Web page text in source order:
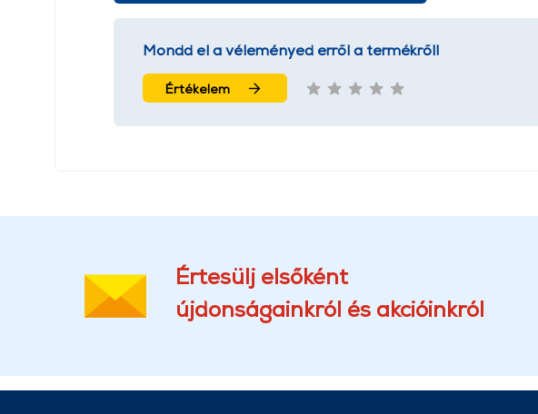
Mondd el a véleményed erről a termékről!
Értékelem
Értesülj elsőként
újdonságainkról és akcióinkról